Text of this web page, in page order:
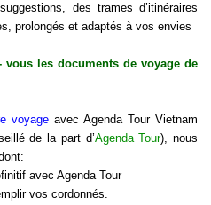
des trames d’itinéraires
prolongés et adaptés à vos envies
vous les documents de voyage de
voyage avec Agenda Tour Vietnam
de la part d’Agenda Tour), nous
avec Agenda Tour
vos cordonnés.